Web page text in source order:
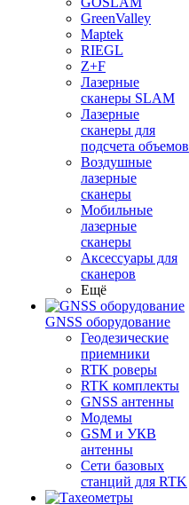
GreenValley
Maptek
RIEGL
Z+F
Лазерные
сканеры SLAM
Лазерные
сканеры для
подсчета объемов
Воздушные
лазерные
сканеры
Мобильные
лазерные
сканеры
Аксессуары для
сканеров
Ещё
GNSS оборудование
Геодезические
приемники
RTK роверы
RTK комплекты
GNSS антенны
Модемы
GSM и УКВ
антенны
Сети базовых
станций для RTK